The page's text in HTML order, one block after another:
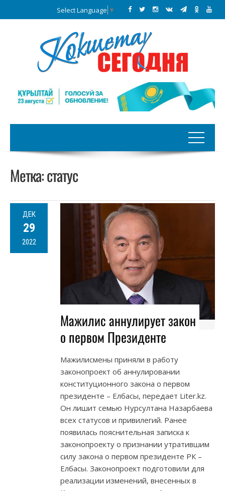
Select Language ▼
Метка:статус
ДЕК
29
2022
Мажилис аннулирует закон
о первом Президенте
Мажилисмены приняли в работу
законопроект об аннулировании
конституционного закона о первом
президенте – Елбасы, передает Liter.kz.
Он лишит семью Нурсултана Назарбаева
всех статусов и привилегий. Ранее
появилась пояснительная записка к
законопроекту о признании утратившим
силу закона о первом президенте РК –
Елбасы. Законопроект подготовили для
реализации изменений, внесенных в